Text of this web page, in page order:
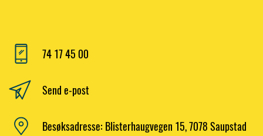
74 17 45 00
Send e-post
Besøksadresse: Blisterhaugvegen 15, 7078 Saupstad